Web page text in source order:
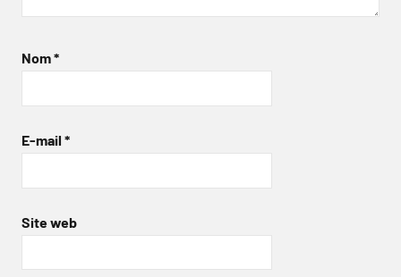
Nom*
E-mail *
Site web